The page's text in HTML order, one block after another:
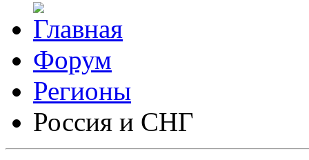
Форум
Регионы
Россия и СНГ